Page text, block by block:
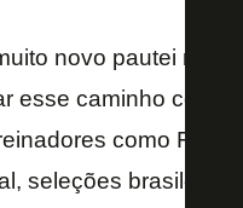
novo pautei
esse caminho com
como
seleções